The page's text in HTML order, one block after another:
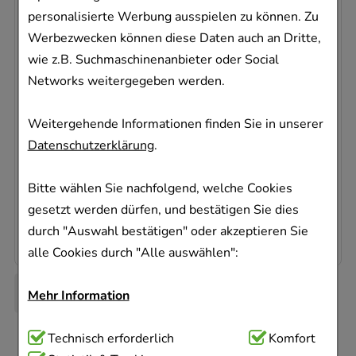
personalisierte Werbung ausspielen zu können. Zu
Werbezwecken können diese Daten auch an Dritte,
wie z.B. Suchmaschinenanbieter oder Social
Networks weitergegeben werden.
Weitergehende Informationen finden Sie in unserer
Datenschutzerklärung.
Bitte wählen Sie nachfolgend, welche Cookies
gesetzt werden dürfen, und bestätigen Sie dies
durch "Auswahl bestätigen" oder akzeptieren Sie
alle Cookies durch "Alle auswählen":
Mehr Information
Technisch Notwendig:Hierbei handelt es sich um
Technisch erforderlich
Komfort
MONAPAX Tabletten
MCM KLOSTERFRAU Vertr. GmbH
Tabletten
18323732
11,40 €¹
AVP 14,45 € ²
0,28 €pro 1 Stk